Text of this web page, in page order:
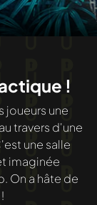
!
joueurs une
travers d'une
une salle
imaginée
On a hâte de